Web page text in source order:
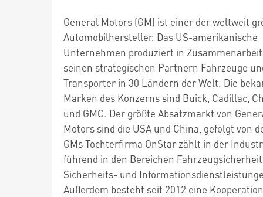
General Motors (GM) ist einer der weltweit
Automobilhersteller. Das US-amerikanische
Unternehmen produziert in
seinen strategischen Partnern Fahrzeuge
Transporter in 30 Ländern der Welt. Die
Marken des Konzerns sind Buick, Cadillac,
und GMC. Der größte Absatzmarkt von
Motors sind die USA und China, gefolgt von
GMs Tochterfirma OnStar zählt in der
führend in den Bereichen
Sicherheits- und
Außerdem besteht seit 2012 eine